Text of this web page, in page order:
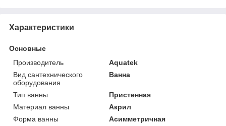
Характеристики
Основные
Производитель
Aquatek
Вид сантехнического
оборудования
Ванна
Тип ванны
Пристенная
Материал ванны
Акрил
Форма ванны
Асимметричная